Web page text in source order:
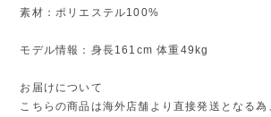
素材：ポリエステル100%
モデル情報：身長161cm 体重49kg
お届けについて
こちらの商品は海外店舗より直接発送となる為